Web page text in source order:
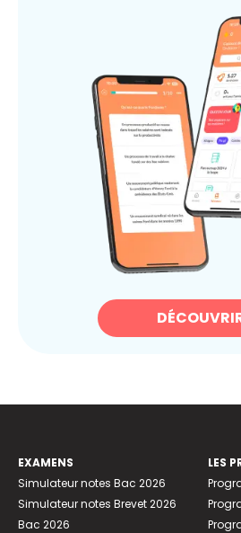
EXAMENS
Simulateur notes Bac 2026
Simulateur notes Brevet 2026
Bac 2026
LES